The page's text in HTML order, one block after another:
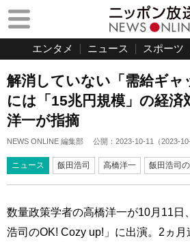
エンタメ ニュース スポーツ
解消していない「需給ギャ
には「15兆円規模」の経
洋一が指摘
NEWS ONLINE 編集部 公開： 2023-10-11 （2023-
ニュース 飯田浩司 高橋洋一 飯田浩司
数量政策学者の高橋洋一が10月11日
浩司のOK! Cozy up!」に出演。2ヵ